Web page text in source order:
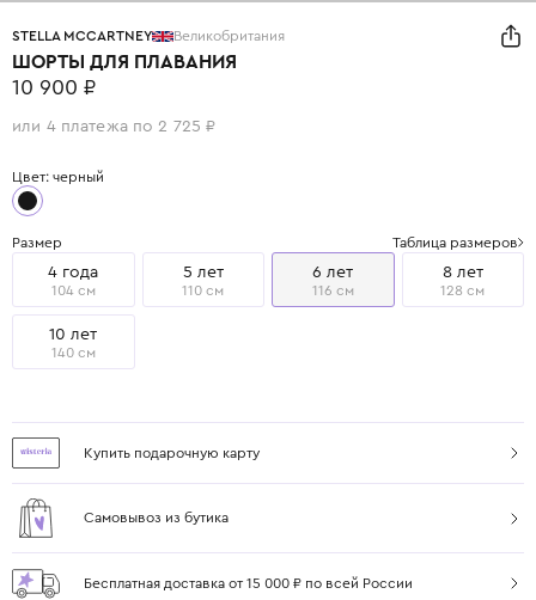
STELLA MCCARTNEY Великобритания
ШОРТЫ ДЛЯ ПЛАВАНИЯ
10 900 ₽
или 4 платежа по 2 725 ₽
Цвет: черный
Размер Таблица размеров
4 года
104 см
5 лет
110 см
6 лет
116 см
8 лет
128 см
10 лет
140 см
Купить подарочную карту
Самовывоз из бутика
Бесплатная доставка от 15 000 ₽ по всей России